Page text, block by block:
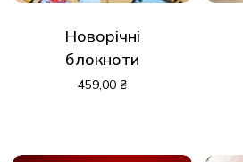
Новорічні
блокноти
459,00 ₴